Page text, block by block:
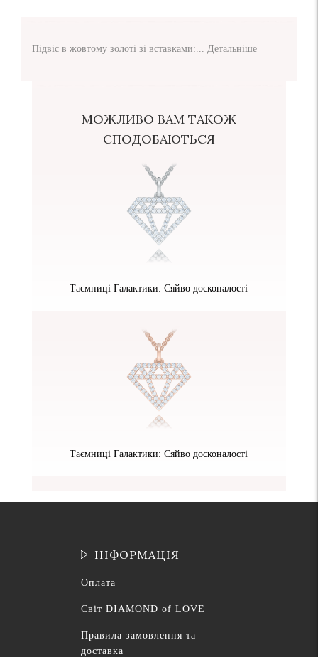
Підвіс в жовтому золоті зі вставками:... Детальніше
МОЖЛИВО ВАМ ТАКОЖ
СПОДОБАЮТЬСЯ
Таємниці Галактики: Сяйво досконалості
Таємниці Галактики: Сяйво досконалості
ІНФОРМАЦІЯ
Оплата
Світ DIAMOND of LOVE
Правила замовлення та
доставка